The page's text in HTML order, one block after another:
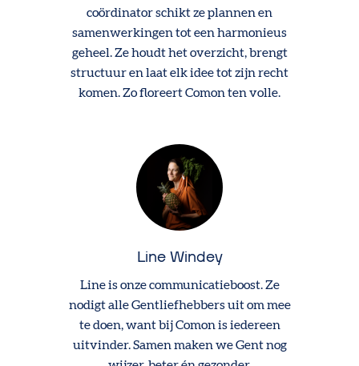
coördinator schikt ze plannen en
samenwerkingen tot een harmonieus
geheel. Ze houdt het overzicht, brengt
structuur en laat elk idee tot zijn recht
komen. Zo floreert Comon ten volle.
Line Windey
Line is onze communicatieboost. Ze
nodigt alle Gentliefhebbers uit om mee
te doen, want bij Comon is iedereen
uitvinder. Samen maken we Gent nog